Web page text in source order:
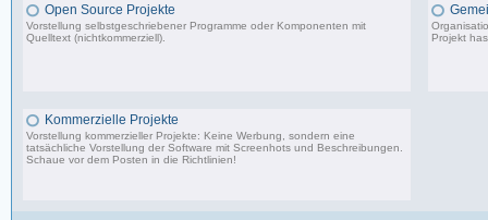
Open Source Projekte
Vorstellung selbstgeschriebener Programme oder Komponenten mit
Quelltext (nichtkommerziell).
Projekt
Kommerzielle Projekte
Vorstellung kommerzieller Projekte: Keine Werbung, sondern eine
tatsächliche Vorstellung der Software mit Screenhots und Beschreibungen.
Schaue vor dem Posten in die Richtlinien!